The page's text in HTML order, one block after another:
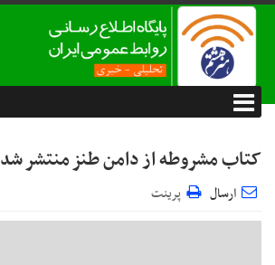
کتاب مشروطه از دامن طنز منتشر شد
ارسال پرینت